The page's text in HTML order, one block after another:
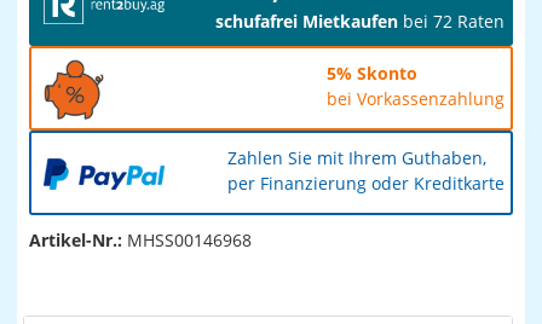
schufafrei Mietkaufen bei 72 Raten
5% Skonto
bei Vorkassenzahlung
Zahlen Sie mit Ihrem Guthaben,
per Finanzierung oder Kreditkarte
Artikel-Nr.: MHSS00146968